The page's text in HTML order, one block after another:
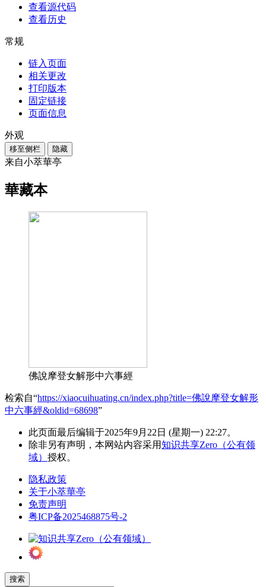
查看源代码
查看历史
常规
链入页面
相关更改
打印版本
固定链接
页面信息
外观
移至侧栏 隐藏
来自小萃華亭
華藏本
佛說摩登女解形中六事經
检索自“https://xiaocuihuating.cn/index.php?title=佛說摩登女解形
中六事經&oldid=68698”
此页面最后编辑于2025年9月22日 (星期一) 22:27。
除非另有声明，本网站内容采用知识共享Zero（公有领
域） 授权。
隐私政策
关于小萃華亭
免责声明
粤ICP备2025468875号-2
搜索